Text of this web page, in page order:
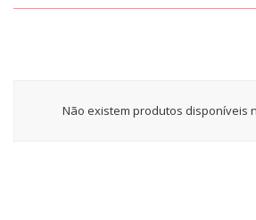
Não existem produtos disponíveis